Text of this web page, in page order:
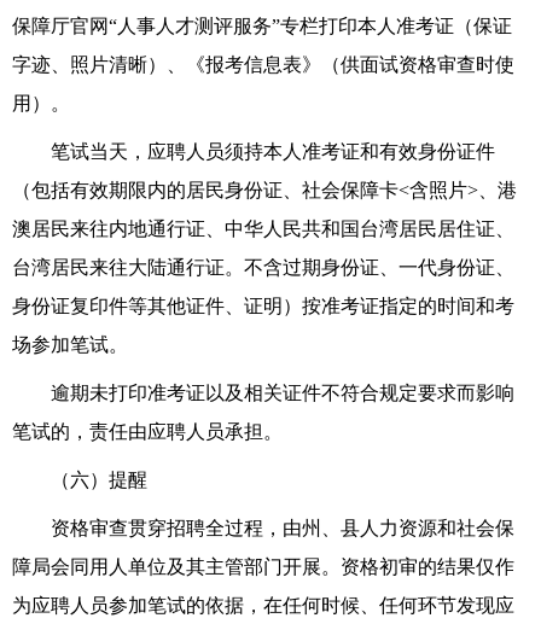
保障厅官网“人事人才测评服务”专栏打印本人准考证（保证
字迹、照片清晰）、《报考信息表》（供面试资格审查时使
用）。
笔试当天，应聘人员须持本人准考证和有效身份证件
（包括有效期限内的居民身份证、社会保障卡<含照片>
港
澳居民来往内地通行证、 中华人民共和国台湾居民居住证、
台湾居民来往大陆通行证。不含过期身份证、一代身份证、
身份证复印件等其他证件、证明 ） 按准考证指定的时间和考
场参加笔试。
逾期未打印准考证以及相关证件不符合规定要求而影响
笔试的，责任由应聘人员承担 。
（六）提醒
资格审查贯穿招聘全过程 ， 由州、县人力资源和社会保
障局会同用人单位及其主管部门开展。资格初审的结果仅作
为应聘人员参加笔试的依据 ， 在任何时候、 任何环节发现应